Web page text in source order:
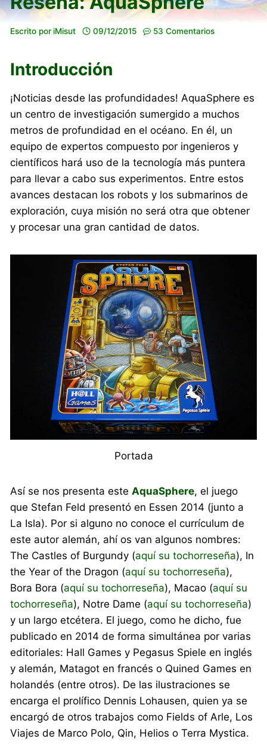
Escrito por iMisut 09/12/2015 53 Comentarios
Introducción
¡Noticias desde las profundidades! AquaSphere es
un centro de investigación sumergido a muchos
metros de profundidad en el océano. En él, un
equipo de expertos compuesto por ingenieros y
científicos hará uso de la tecnología más puntera
para llevar a cabo sus experimentos. Entre estos
avances destacan los robots y los submarinos de
exploración, cuya misión no será otra que obtener
y procesar una gran cantidad de datos.
Portada
Así se nos presenta esteAquaSphere, el juego
que Stefan Feld presentó en Essen 2014 (junto a
La Isla). Por si alguno no conoce el currículum de
este autor alemán, ahí os van algunos nombres:
The Castles of Burgundy (aquí su tochorreseña), In
the Year of the Dragon (aquí su tochorreseña),
Bora Bora (aquí su tochorreseña), Macao (aquí su
tochorreseña), Notre Dame (aquí su tochorreseña)
y un largo etcétera. El juego, como he dicho, fue
publicado en 2014 de forma simultánea por varias
editoriales: Hall Games y Pegasus Spiele en inglés
y alemán, Matagot en francés o Quined Games en
holandés (entre otros). De las ilustraciones se
encarga el prolífico Dennis Lohausen, quien ya se
encargó de otros trabajos como Fields of Arle, Los
Viajes de Marco Polo, Qin, Helios o Terra Mystica.